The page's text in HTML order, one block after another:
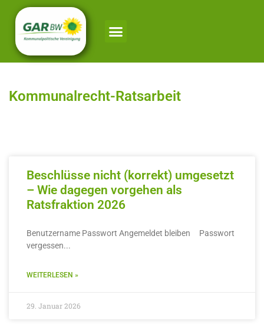
Kommunalrecht-Ratsarbeit
Beschlüsse nicht (korrekt) umgesetzt
– Wie dagegen vorgehen als
Ratsfraktion 2026
Benutzername Passwort Angemeldet bleiben Passwort
vergessen
WEITERLESEN »
29. Januar 2026